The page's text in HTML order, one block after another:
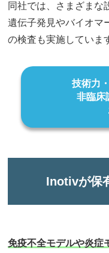
同社では、さまざまな
遺伝子発見やバイオマ
の検査も実施していま
技術力
非臨床
Inotivが保
免疫不全モデルや炎症